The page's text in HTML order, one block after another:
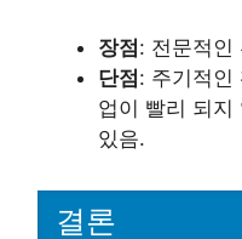
장점: 전문적인
단점: 주기적인
업이 빨리 되지
있음.
결론